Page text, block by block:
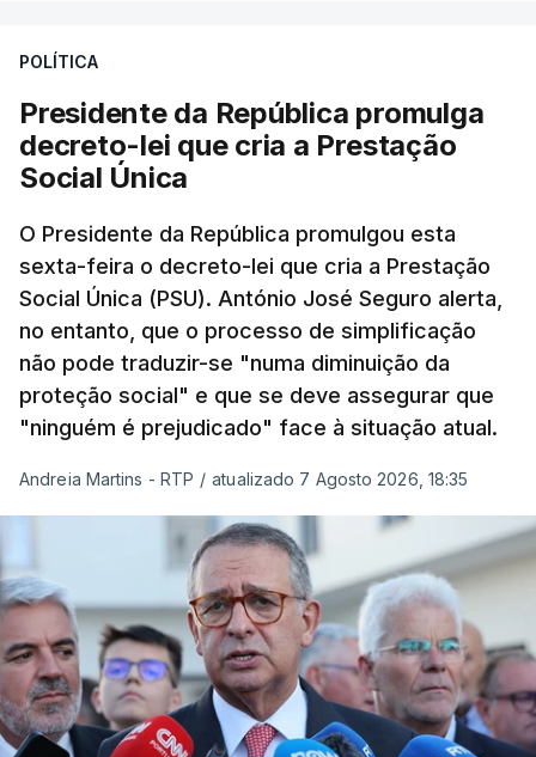
POLÍTICA
Presidente da República promulga
decreto-lei que cria a Prestação
Social Única
O Presidente da República promulgou esta
sexta-feira o decreto-lei que cria a Prestação
Social Única (PSU). António José Seguro alerta,
no entanto, que o processo de simplificação
não pode traduzir-se "numa diminuição da
proteção social" e que se deve assegurar que
"ninguém é prejudicado" face à situação atual.
Andreia Martins - RTP / atualizado 7 Agosto 2026, 18:35